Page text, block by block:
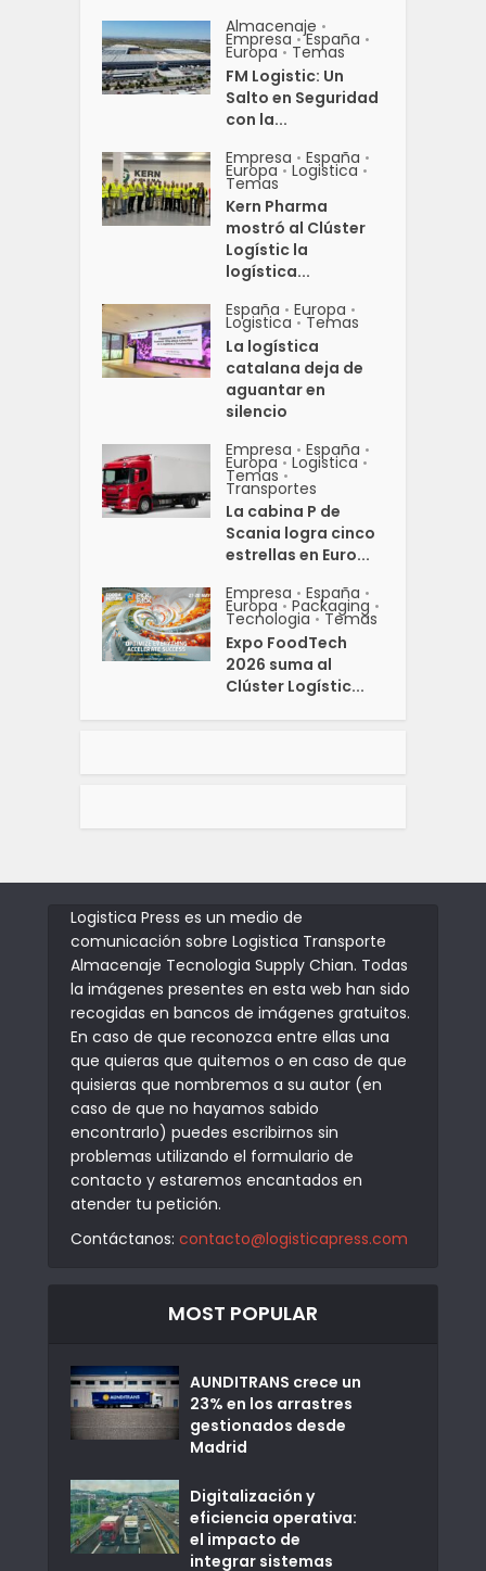
Almacenaje •
Empresa • España •
Europa • Temas
FM Logistic: Un
Salto en Seguridad
con la...
Empresa • España •
Europa • Logistica •
Temas
Kern Pharma
mostró al Clúster
Logístic la
logística...
España • Europa •
Logistica • Temas
La logística
catalana deja de
aguantar en
silencio
Empresa • España •
Europa • Logistica •
Temas •
Transportes
La cabina P de
Scania logra cinco
estrellas en Euro...
Empresa • España •
Europa • Packaging •
Tecnologia • Temas
Expo FoodTech
2026 suma al
Clúster Logístic...
Logistica Press es un medio de
comunicación sobre Logistica Transporte
Almacenaje Tecnologia Supply Chian. Todas
la imágenes presentes en esta web han sido
recogidas en bancos de imágenes gratuitos.
En caso de que reconozca entre ellas una
que quieras que quitemos o en caso de que
quisieras que nombremos a su autor (en
caso de que no hayamos sabido
encontrarlo) puedes escribirnos sin
problemas utilizando el formulario de
contacto y estaremos encantados en
atender tu petición.
Contáctanos: contacto@logisticapress.com
MOST POPULAR
AUNDITRANS crece un
23% en los arrastres
gestionados desde
Madrid
Digitalización y
eficiencia operativa:
el impacto de
integrar sistemas